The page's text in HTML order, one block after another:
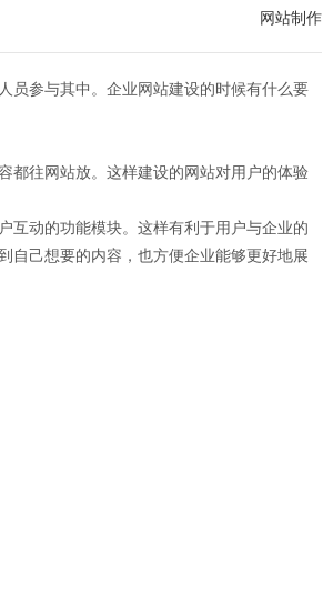
网站制作
参与其中。企业网站建设的时候有什么要
往网站放。这样建设的网站对用户的体验
动的功能模块。这样有利于用户与企业的
自己想要的内容，也方便企业能够更好地展